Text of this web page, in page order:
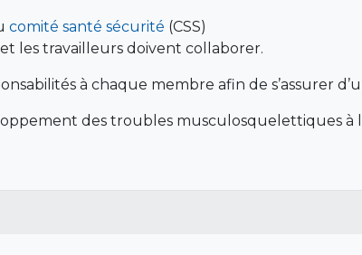
comité santé sécurité (CSS)
les travailleurs doivent collaborer.
à chaque membre afin de s’assurer
des troubles musculosquelettiques à